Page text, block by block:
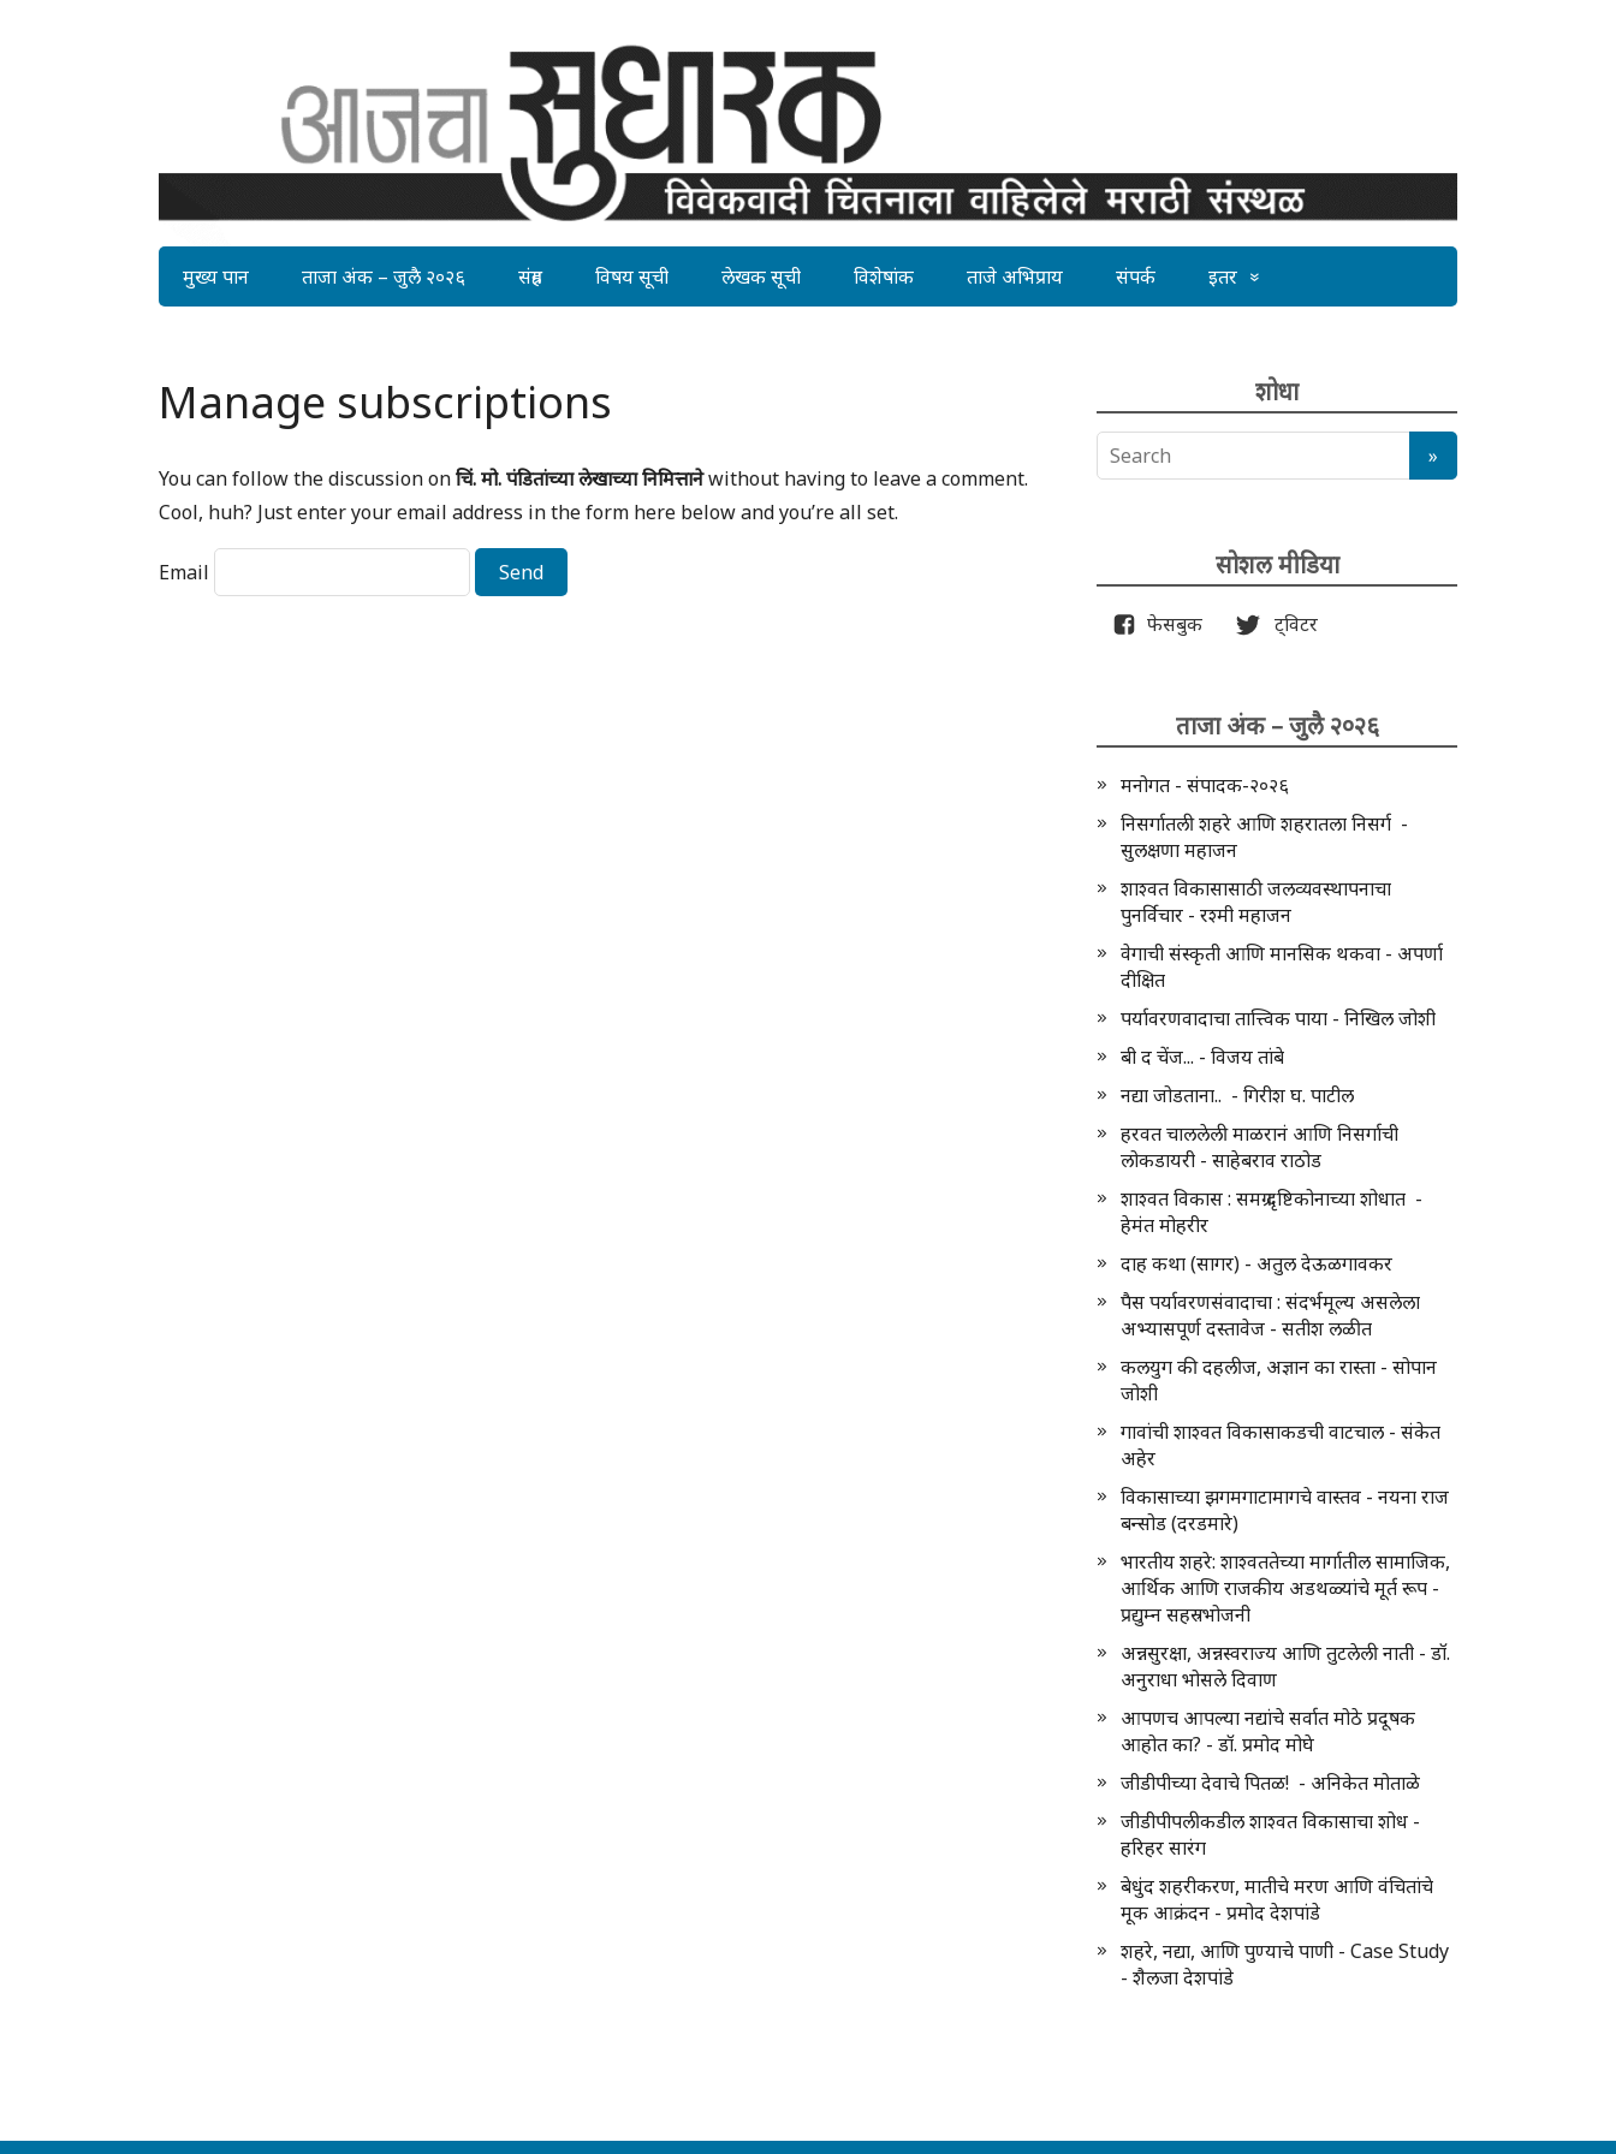
मुख्य पान ताजा अंक – जुलै २०२६ संग्रह विषय सूची लेखक सूची विशेषांक ताजे अभिप्राय संपर्क इतर
Manage subscriptions
You can follow the discussion onचिं. मो. पंडितांच्या लेखाच्या निमित्तानेwithout having to leave a comment.
Cool, huh? Just enter your email address in the form here below and you’re all set.
Email
शोधा
सोशल मीडिया
फेसबुक ट्विटर
ताजा अंक – जुलै २०२६
मनोगत - संपादक-२०२६
निसर्गातली शहरे आणि शहरातला निसर्ग -
सुलक्षणा महाजन
शाश्वत विकासासाठी जलव्यवस्थापनाचा
पुनर्विचार - रश्मी महाजन
वेगाची संस्कृती आणि मानसिक थकवा - अपर्णा
दीक्षित
पर्यावरणवादाचा तात्त्विक पाया - निखिल जोशी
बी द चेंज... - विजय तांबे
नद्या जोडताना.. - गिरीश घ. पाटील
हरवत चाललेली माळरानं आणि निसर्गाची
लोकडायरी - साहेबराव राठोड
शाश्वत विकास : समग्र दृष्टिकोनाच्या शोधात -
हेमंत मोहरीर
दाह कथा (सागर) - अतुल देऊळगावकर
पैस पर्यावरणसंवादाचा : संदर्भमूल्य असलेला
अभ्यासपूर्ण दस्तावेज - सतीश लळीत
कलयुग की दहलीज, अज्ञान का रास्ता - सोपान
जोशी
गावांची शाश्वत विकासाकडची वाटचाल - संकेत
अहेर
विकासाच्या झगमगाटामागचे वास्तव - नयना राज
बन्सोड (दरडमारे)
भारतीय शहरे: शाश्वततेच्या मार्गातील सामाजिक,
आर्थिक आणि राजकीय अडथळ्यांचे मूर्त रूप -
प्रद्युम्न सहस्रभोजनी
अन्नसुरक्षा, अन्नस्वराज्य आणि तुटलेली नाती - डॉ.
अनुराधा भोसले दिवाण
आपणच आपल्या नद्यांचे सर्वात मोठे प्रदूषक
आहोत का? - डॉ. प्रमोद मोघे
जीडीपीच्या देवाचे पितळ! - अनिकेत मोताळे
जीडीपीपलीकडील शाश्वत विकासाचा शोध -
हरिहर सारंग
बेधुंद शहरीकरण, मातीचे मरण आणि वंचितांचे
मूक आक्रंदन - प्रमोद देशपांडे
शहरे, नद्या, आणि पुण्याचे पाणी - Case Study
- शैलजा देशपांडे